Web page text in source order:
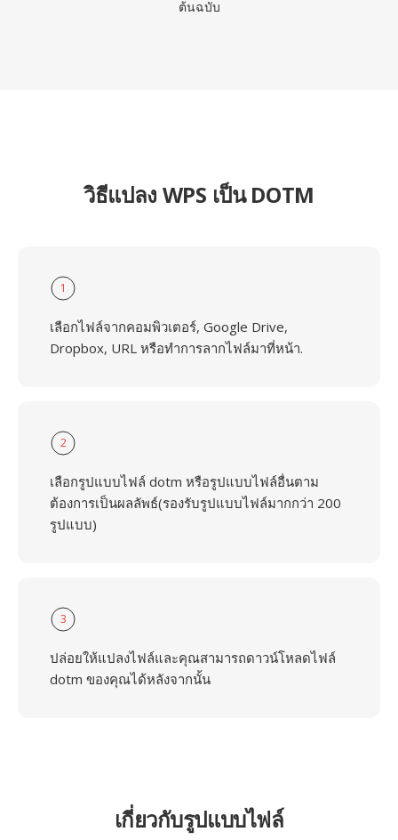
ต้นฉบับ
วิธีแปลง WPS เป็น DOTM
1
เลือกไฟล์จากคอมพิวเตอร์, Google Drive,
Dropbox, URL หรือทำการลากไฟล์มาที่หน้า.
2
เลือกรูปแบบไฟล์ dotm หรือรูปแบบไฟล์อื่นตาม
ต้องการเป็นผลลัพธ์(รองรับรูปแบบไฟล์มากกว่า 200
รูปแบบ)
3
ปล่อยให้แปลงไฟล์และคุณสามารถดาวน์โหลดไฟล์
dotm ของคุณได้หลังจากนั้น
เกี่ยวกับรูปแบบไฟล์